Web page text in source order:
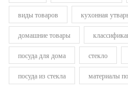
виды товаров кухонная
домашние товары
посуда для дома стекло
посуда из стекла материалы